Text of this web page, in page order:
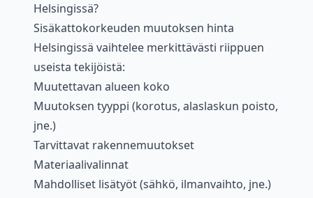
Helsingissä?
Sisäkattokorkeuden muutoksen hinta
Helsingissä vaihtelee merkittävästi riippuen
useista tekijöistä:
Muutettavan alueen koko
Muutoksen tyyppi (korotus, alaslaskun poisto,
jne.)
Tarvittavat rakennemuutokset
Materiaalivalinnat
Mahdolliset lisätyöt (sähkö, ilmanvaihto, jne.)